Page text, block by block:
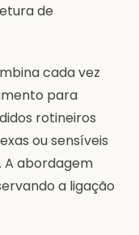
de
cada vez
para
rotineiros
ou sensíveis
A abordagem
a ligação